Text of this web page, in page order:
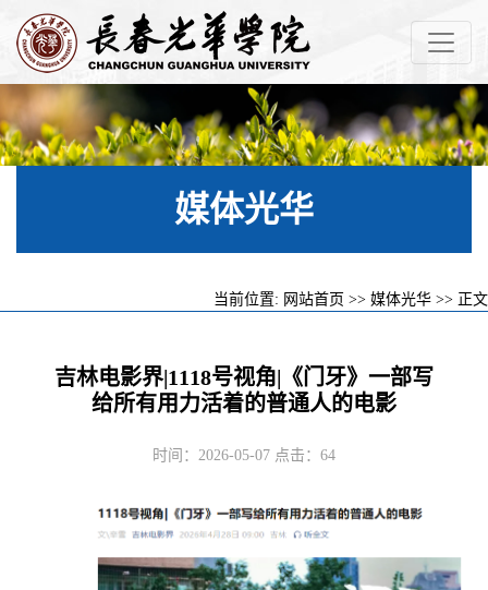
媒体光华
当前位置: 网站首页 >> 媒体光华 >> 正文
吉林电影界|1118号视角|《门牙》一部写
给所有用力活着的普通人的电影
时间：2026-05-07 点击： 64